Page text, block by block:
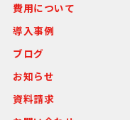
費用について
導入事例
ブログ
お知らせ
資料請求